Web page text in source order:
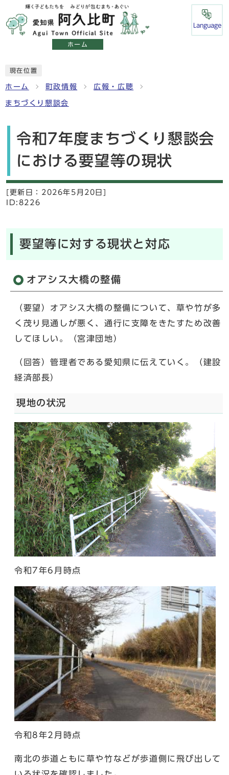
ホーム
Language
現在位置
ホーム 町政情報 広報・広聴
まちづくり懇談会
令和7年度まちづくり懇談会
における要望等の現状
[更新日： 2026年5月20日]
ID:8226
要望等に対する現状と対応
オアシス大橋の整備
（要望）オアシス大橋の整備について、草や竹が多
く茂り見通しが悪く、通行に支障をきたすため改善
してほしい。（宮津団地）
（回答）管理者である愛知県に伝えていく。（建設
経済部長）
現地の状況
令和7年6月時点
令和8年2月時点
南北の歩道ともに草や竹などが歩道側に飛び出して